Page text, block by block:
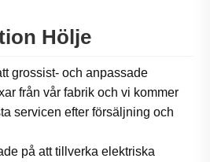
Hölje
grossist- och anpassade
från vår fabrik och vi kommer
servicen efter försäljning och
på att tillverka elektriska